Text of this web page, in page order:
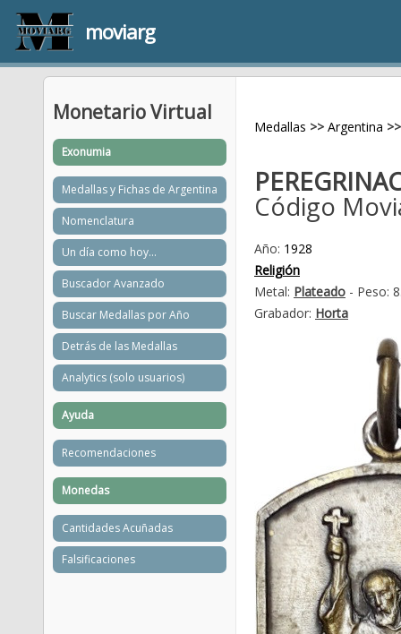
moviarg
Medallas >> Argentina >>
Código
Año: 1928
Religión
Metal: Plateado - Peso:
Grabador: Horta
Monetario Virtual
Exonumia
Medallas y Fichas de Argentina
Nomenclatura
Un día como hoy...
Buscador Avanzado
Buscar Medallas por Año
Detrás de las Medallas
Analytics (solo usuarios)
Ayuda
Recomendaciones
Monedas
Cantidades Acuñadas
Falsificaciones